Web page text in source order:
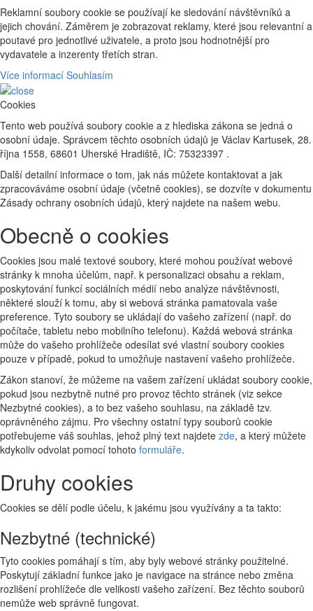
Reklamní soubory cookie se používají ke sledování návštěvníků a
jejich chování. Záměrem je zobrazovat reklamy, které jsou relevantní a
poutavé pro jednotlivé uživatele, a proto jsou hodnotnější pro
vydavatele a inzerenty třetích stran.
Více informací Souhlasím
Cookies
Tento web používá soubory cookie a z hlediska zákona se jedná o
osobní údaje. Správcem těchto osobních údajů je Václav Kartusek, 28.
října 1558, 68601 Uherské Hradiště, IČ: 75323397 .
Další detailní informace o tom, jak nás můžete kontaktovat a jak
zpracováváme osobní údaje (včetně cookies), se dozvíte v dokumentu
Zásady ochrany osobních údajů, který najdete na našem webu.
Obecně o cookies
Cookies jsou malé textové soubory, které mohou používat webové
stránky k mnoha účelům, např. k personalizaci obsahu a reklam,
poskytování funkcí sociálních médií nebo analýze návštěvnosti,
některé slouží k tomu, aby si webová stránka pamatovala vaše
preference. Tyto soubory se ukládají do vašeho zařízení (např. do
počítače, tabletu nebo mobilního telefonu). Každá webová stránka
může do vašeho prohlížeče odesílat své vlastní soubory cookies
pouze v případě, pokud to umožňuje nastavení vašeho prohlížeče.
Zákon stanoví, že můžeme na vašem zařízení ukládat soubory cookie,
pokud jsou nezbytně nutné pro provoz těchto stránek (viz sekce
Nezbytné cookies), a to bez vašeho souhlasu, na základě tzv.
oprávněného zájmu. Pro všechny ostatní typy souborů cookie
potřebujeme váš souhlas, jehož plný text najdete zde, a který můžete
kdykoliv odvolat pomocí tohoto formuláře.
Druhy cookies
Cookies se dělí podle účelu, k jakému jsou využívány a ta takto:
Nezbytné (technické)
Tyto cookies pomáhají s tím, aby byly webové stránky použitelné.
Poskytují základní funkce jako je navigace na stránce nebo změna
rozlišení prohlížeče dle velikosti vašeho zařízení. Bez těchto souborů
nemůže web správně fungovat.